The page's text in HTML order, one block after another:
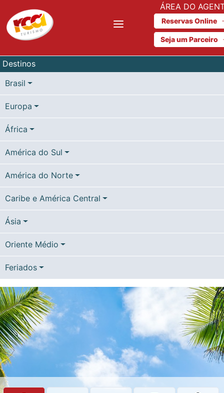
ÁREA DO
Reservas Online
Seja um Parceiro
Destinos
Brasil
Europa
África
América do Sul
América do Norte
Caribe e América Central
Ásia
Oriente Médio
Feriados